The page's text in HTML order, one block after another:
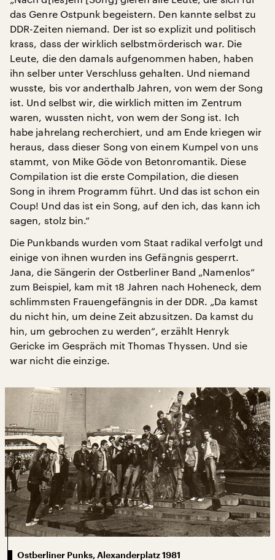
das Genre Ostpunk begeistern. Den kannte selbst zu
DDR-Zeiten niemand. Der ist so explizit und politisch
krass, dass der wirklich selbstmörderisch war. Die
Leute, die den damals aufgenommen haben, haben
ihn selber unter Verschluss gehalten. Und niemand
wusste, bis vor anderthalb Jahren, von wem der Song
ist. Und selbst wir, die wirklich mitten im Zentrum
waren, wussten nicht, von wem der Song ist. Ich
habe jahrelang recherchiert, und am Ende kriegen wir
heraus, dass dieser Song von einem Kumpel von uns
stammt, von Mike Göde von Betonromantik. Diese
Compilation ist die erste Compilation, die diesen
Song in ihrem Programm führt. Und das ist schon ein
Coup! Und das ist ein Song, auf den ich, das kann ich
sagen, stolz bin.“
Die Punkbands wurden vom Staat radikal verfolgt und
einige von ihnen wurden ins Gefängnis gesperrt.
Jana, die Sängerin der Ostberliner Band „Namenlos“
zum Beispiel, kam mit 18 Jahren nach Hoheneck, dem
schlimmsten Frauengefängnis in der DDR. „Da kamst
du nicht hin, um deine Zeit abzusitzen. Da kamst du
hin, um gebrochen zu werden“, erzählt Henryk
Gericke im Gespräch mit Thomas Thyssen. Und sie
war nicht die einzige.
Ostberliner Punks, Alexanderplatz 1981